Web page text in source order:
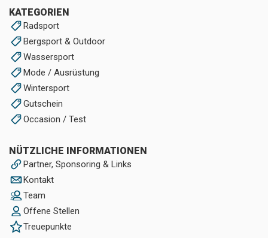
KATEGORIEN
Radsport
Bergsport & Outdoor
Wassersport
Mode / Ausrüstung
Wintersport
Gutschein
Occasion / Test
NÜTZLICHE INFORMATIONEN
Partner, Sponsoring & Links
Kontakt
Team
Offene Stellen
Treuepunkte